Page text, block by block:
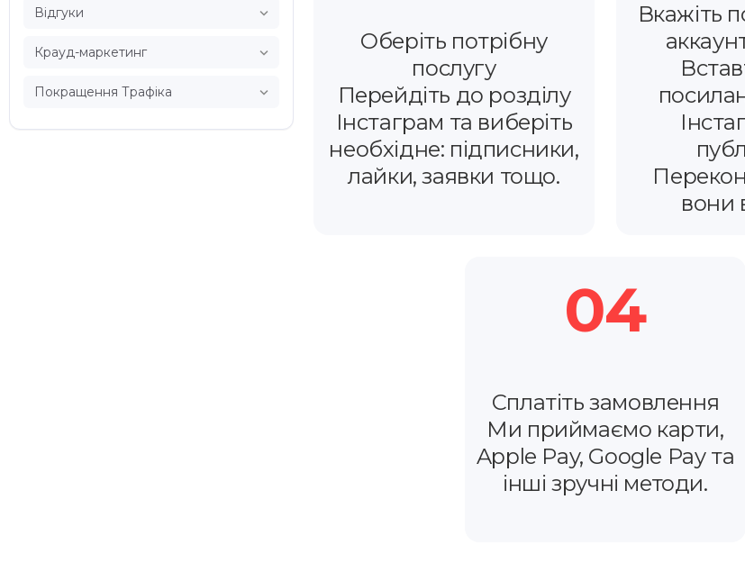
Відгуки 
Крауд-маркетинг 
Покращення Трафіка 
Оберіть потрібну
послугу
Перейдіть до розділу
Інстаграм та виберіть
необхідне: підписники,
лайки, заявки тощо.
Вкажіть
вони
04
Сплатіть замовлення
Ми приймаємо карти,
Apple Pay, Google Pay та
інші зручні методи.